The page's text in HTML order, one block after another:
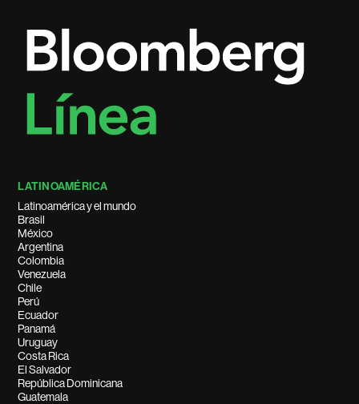
LATINOAMÉRICA
Latinoamérica y el mundo
Brasil
México
Argentina
Colombia
Venezuela
Chile
Perú
Ecuador
Panamá
Uruguay
Costa Rica
El Salvador
República Dominicana
Guatemala